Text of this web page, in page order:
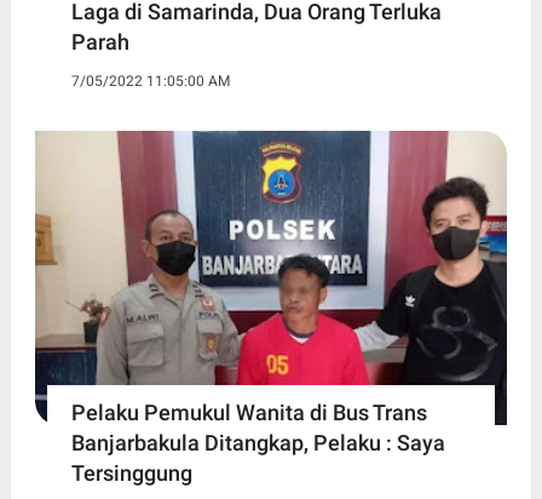
Laga di Samarinda, Dua Orang Terluka
Parah
7/05/2022 11:05:00 AM
Pelaku Pemukul Wanita di Bus Trans
Banjarbakula Ditangkap, Pelaku : Saya
Tersinggung